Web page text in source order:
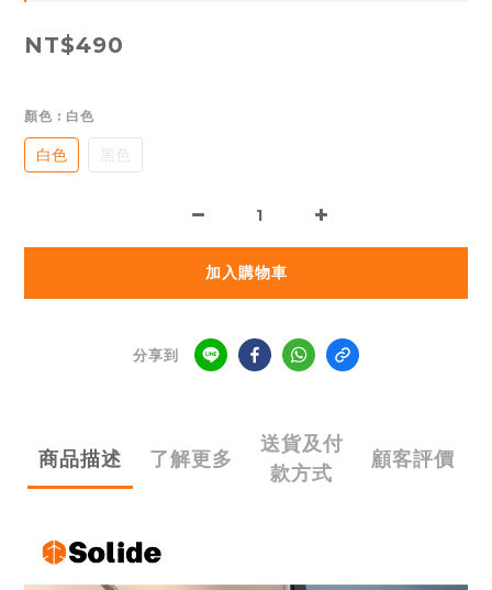
NT$490
顏色 : 白色
白色 黑色
加入購物車
分享到
商品描述 了解更多
送貨及付
款方式
顧客評價